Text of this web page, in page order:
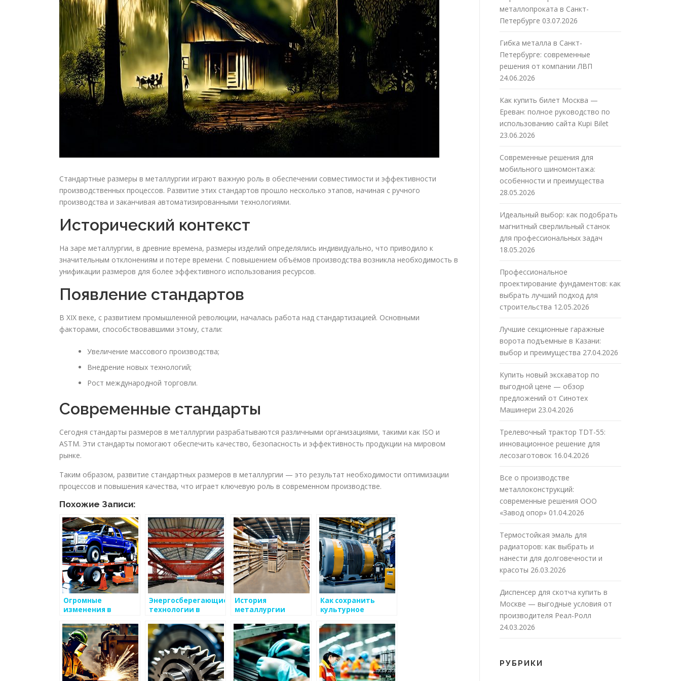
Стандартные размеры в металлургии играют важную роль в обеспечении совместимости и эффективности
производственных процессов. Развитие этих стандартов прошло несколько этапов, начиная с ручного
производства и заканчивая автоматизированными технологиями.
Исторический контекст
На заре металлургии, в древние времена, размеры изделий определялись индивидуально, что приводило к
значительным отклонениям и потере времени. С повышением объёмов производства возникла необходимость в
унификации размеров для более эффективного использования ресурсов.
Появление стандартов
В XIX веке, с развитием промышленной революции, началась работа над стандартизацией. Основными
факторами, способствовавшими этому, стали:
Увеличение массового производства;
Внедрение новых технологий;
Рост международной торговли.
Современные стандарты
Сегодня стандарты размеров в металлургии разрабатываются различными организациями, такими как ISO и
ASTM. Эти стандарты помогают обеспечить качество, безопасность и эффективность продукции на мировом
рынке.
Таким образом, развитие стандартных размеров в металлургии — это результат необходимости оптимизации
процессов и повышения качества, что играет ключевую роль в современном производстве.
Похожие Записи:
Огромные
изменения в
века
Энергосберегающие
технологии в
История
металлургии
Как сохранить
культурное
металлургии
металлопроката в Санкт-
Петербурге 03.07.2026
Гибка металла в Санкт-
Петербурге: современные
решения от компании ЛВП
24.06.2026
Как купить билет Москва —
Ереван: полное руководство по
использованию сайта Kupi Bilet
23.06.2026
Современные решения для
мобильного шиномонтажа:
особенности и преимущества
28.05.2026
Идеальный выбор: как подобрать
магнитный сверлильный станок
для профессиональных задач
18.05.2026
Профессиональное
проектирование фундаментов: как
выбрать лучший подход для
строительства 12.05.2026
Лучшие секционные гаражные
ворота подъемные в Казани:
выбор и преимущества 27.04.2026
Купить новый экскаватор по
выгодной цене — обзор
предложений от Синотех
Машинери 23.04.2026
Трелевочный трактор TDT-55:
инновационное решение для
лесозаготовок 16.04.2026
Все о производстве
металлоконструкций:
современные решения ООО
«Завод опор» 01.04.2026
Термостойкая эмаль для
радиаторов: как выбрать и
нанести для долговечности и
красоты 26.03.2026
Диспенсер для скотча купить в
Москве — выгодные условия от
производителя Реал-Ролл
24.03.2026
РУБРИКИ